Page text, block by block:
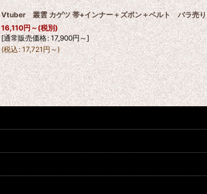
Vtuber 叢雲 カゲツ 帯+インナー＋ズボン＋ベルト バラ売り
16,110円～(税別)
[通常販売価格: 17,900円～]
(税込: 17,721円～)